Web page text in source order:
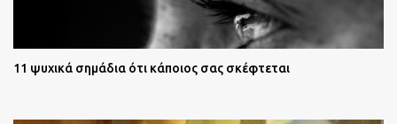
11 ψυχικά σημάδια ότι κάποιος σας σκέφτεται